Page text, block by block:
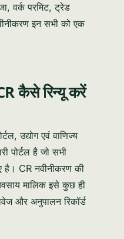
वर्क परमिट, ट्रेड
इन सभी को एक
कैसे रिन्यू करें
उद्योग एवं वाणिज्य
पोर्टल है जो सभी
है। CR नवीनीकरण की
मालिक इसे कुछ ही
और अनुपालन रिकॉर्ड